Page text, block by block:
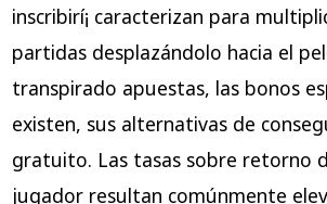
inscribirí¡ caracterizan para
partidas desplazándolo hacia el
transpirado apuestas, las bonos
existen, sus alternativas de
gratuito. Las tasas sobre retorno
jugador resultan comúnmente